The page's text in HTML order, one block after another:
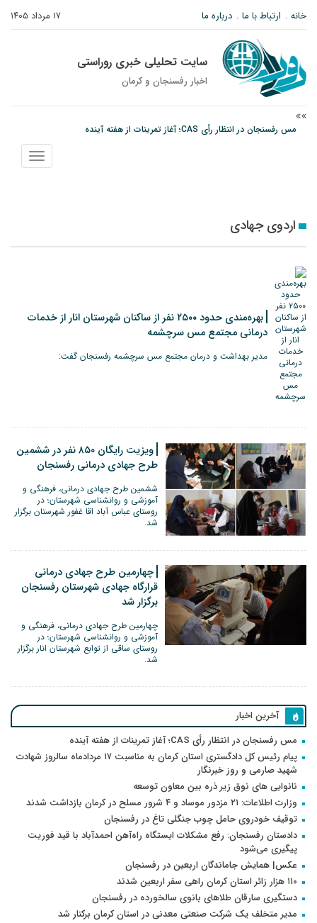
۱۷ مرداد ۱۴۰۵ خانه ارتباط با ما درباره ما
سایت تحلیلی خبری روراستی
اخبار رفسنجان و كرمان
مس رفسنجان در انتظار رأی CAS؛ آغاز تمرینات از هفته آینده
پیام رئیس کل دادگستری استان کرمان به مناسبت ۱۷ مردادماه سالروز شهادت شهید
نمایش
منو
اردوی جهادی
بهره‌مندی حدود ۲۵۰۰‌ نفر از ساکنان شهرستان انار از خدمات
درمانی مجتمع مس سرچشمه
مدیر بهداشت و درمان مجتمع مس سرچشمه رفسنجان گفت:
ویزیت رایگان ۸۵۰ نفر در ششمین
طرح جهادی درمانی رفسنجان
ششمین طرح جهادی درمانی، فرهنگی و
آموزشی و روانشناسی شهرستان؛ در
روستای عباس آباد اقا غفور شهرستان برگزار
شد.
چهارمین طرح جهادی درمانی
قرارگاه جهادی شهرستان رفسنجان
برگزار شد
چهارمین طرح جهادی درمانی، فرهنگی و
آموزشی و روانشناسی شهرستان؛ در
روستای ساقی از توابع شهرستان انار برگزار
شد.
آخرین اخبار
مس رفسنجان در انتظار رأی CAS؛ آغاز تمرینات از هفته آینده
پیام رئیس کل دادگستری استان کرمان به مناسبت ۱۷ مردادماه سالروز شهادت
شهید صارمی و روز خبرنگار
نانوایی های نوق زیر ذره بین معاون توسعه
وزارت اطلاعات: ۲۱ مزدور موساد و ۴ شرور مسلح در کرمان بازداشت شدند
توقیف خودروی حامل چوب جنگلی تاغ در رفسنجان
دادستان رفسنجان: رفع مشکلات ایستگاه راه‌آهن احمدآباد با قید فوریت
پیگیری می‌شود
عکس| همایش جاماندگان اربعین در رفسنجان
۱۱۰ هزار زائر استان کرمان راهی سفر اربعین شدند
دستگیری سارقان طلاهای بانوی سالخورده در رفسنجان
مدیر متخلف یک شرکت صنعتی معدنی در استان کرمان برکنار شد